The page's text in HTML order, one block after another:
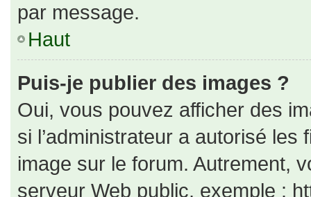
par message.
Haut
Puis-je publier des images ?
Oui, vous pouvez afficher des
si l’administrateur a autorisé
image sur le forum. Autrement,
serveur Web public, exemple :